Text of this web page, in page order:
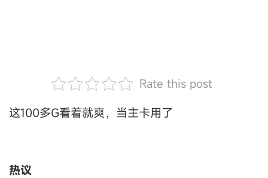
Rate this post
这100多G看着就爽，当主卡用了
热议